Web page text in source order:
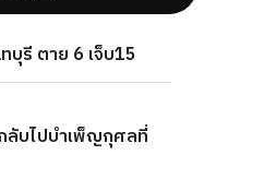
บุรี ตาย 6 เจ็บ15
ลับไปบำเพ็ญกุศลที่